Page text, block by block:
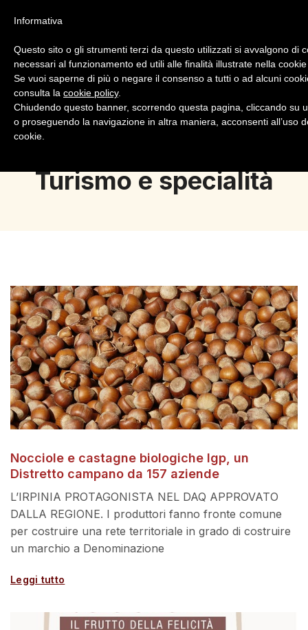
Login Registrazione
Turismo e specialità
Nocciole e castagne biologiche Igp, un
Distretto campano da 157 aziende
L’IRPINIA PROTAGONISTA NEL DAQ APPROVATO
DALLA REGIONE. I produttori fanno fronte comune
per costruire una rete territoriale in grado di costruire
un marchio a Denominazione
Leggi tutto
Informativa
Questo sito o gli strumenti terzi da questo utilizzati si avvalgono di
necessari al funzionamento ed utili alle finalità illustrate nella
Se vuoi saperne di più o negare il consenso a tutti o ad alcuni
consulta la cookie policy.
Chiudendo questo banner, scorrendo questa pagina, cliccando su
o proseguendo la navigazione in altra maniera, acconsenti all’uso
cookie.